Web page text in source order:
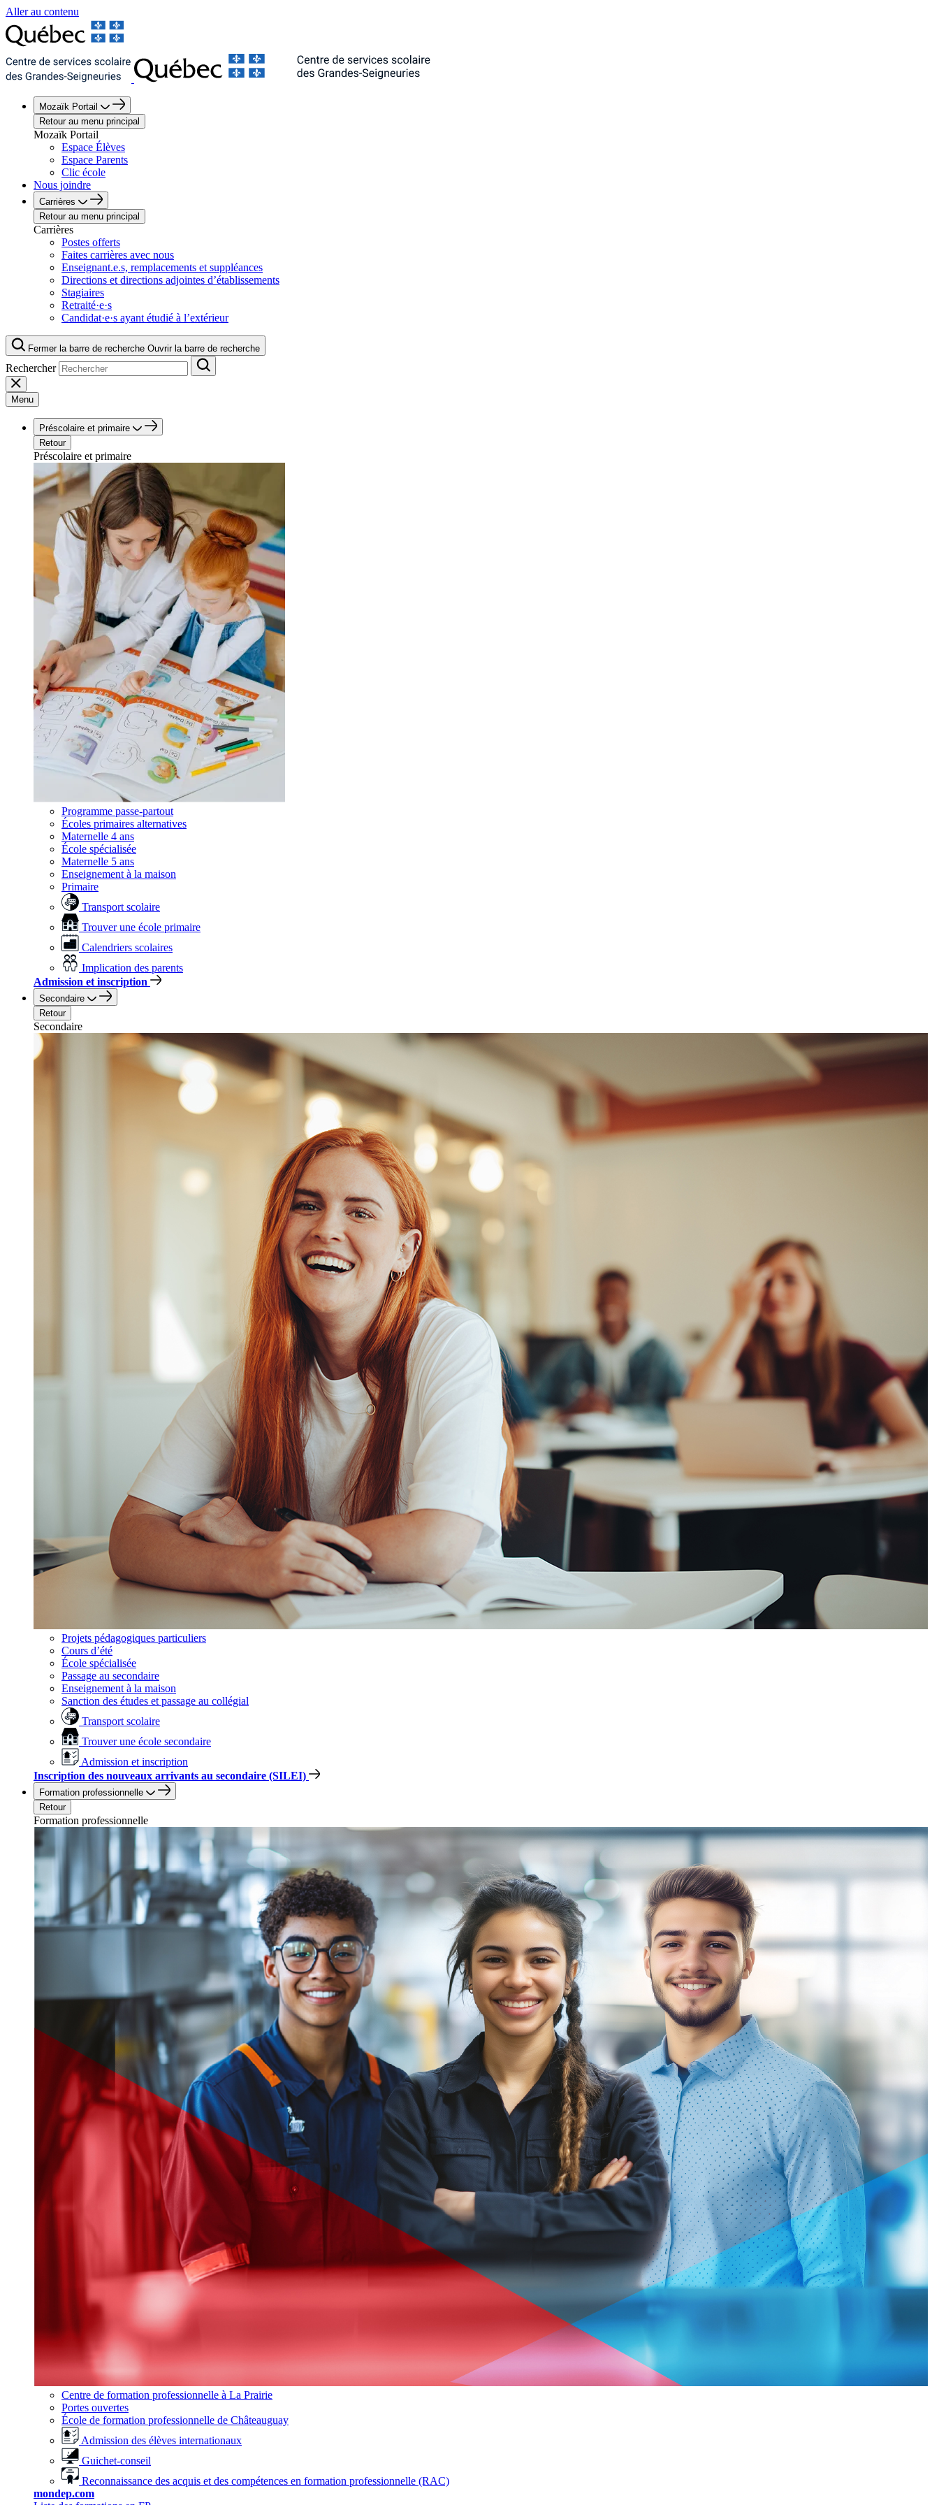
Aller au contenu
Mozaïk Portail
Retour au menu principal
Mozaïk Portail
Espace Élèves
Espace Parents
Clic école
Nous joindre
Carrières
Retour au menu principal
Carrières
Postes offerts
Faites carrières avec nous
Enseignant.e.s, remplacements et suppléances
Directions et directions adjointes d’établissements
Stagiaires
Retraité·e·s
Candidat·e·s ayant étudié à l’extérieur
Fermer la barre de recherche Ouvrir la barre de recherche
Rechercher
Menu
Préscolaire et primaire
Retour
Préscolaire et primaire
Programme passe-partout
Écoles primaires alternatives
Maternelle 4 ans
École spécialisée
Maternelle 5 ans
Enseignement à la maison
Primaire
Transport scolaire
Trouver une école primaire
Calendriers scolaires
Implication des parents
Admission et inscription
Secondaire
Retour
Secondaire
Projets pédagogiques particuliers
Cours d’été
École spécialisée
Passage au secondaire
Enseignement à la maison
Sanction des études et passage au collégial
Transport scolaire
Trouver une école secondaire
Admission et inscription
Inscription des nouveaux arrivants au secondaire (SILEI)
Formation professionnelle
Retour
Formation professionnelle
Centre de formation professionnelle à La Prairie
Portes ouvertes
École de formation professionnelle de Châteauguay
Admission des élèves internationaux
Guichet-conseil
Reconnaissance des acquis et des compétences en formation professionnelle (RAC)
mondep.com